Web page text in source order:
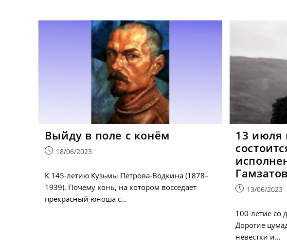
Выйду в поле с конём
Запись18/06/2023
К 145-летию Кузьмы Петрова-Водкина (1878–
1939). Почему конь, на котором восседает
прекрасный юноша с…
13 июля
Запись13/06/2023
100-летие со
Дорогие
невестки и…